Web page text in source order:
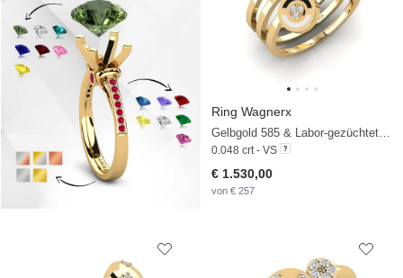
Ring Wagnerx
Gelbgold 585 & Labor-gezüchteter Diamant
0.048 crt - VS
€ 1.530,00
von € 257